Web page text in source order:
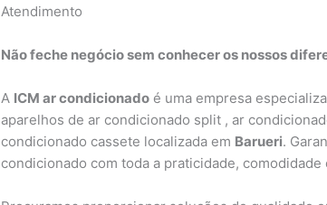
Atendimento
Não feche negócio sem conhecer os nossos
A ICM ar condicionado é uma empresa
aparelhos de ar condicionado split , ar
condicionado cassete localizada em Barueri.
condicionado com toda a praticidade,